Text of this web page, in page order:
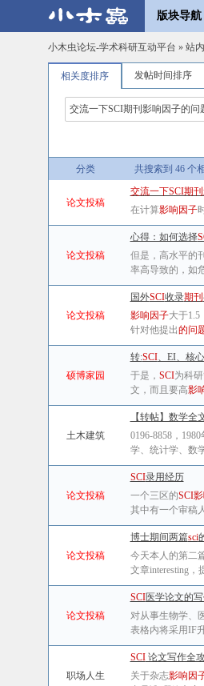
版块导航
小木虫论坛-学术科研互动平台 » 站
相关度排序 发帖时间排序
分类 共搜索到 46 个
论文投稿
交流一下SCI期
在计算影响因子
论文投稿
心得：如何选择
但是，高水平的
率高导致的，如
论文投稿
国外SCI收录期刊
影响因子大于1.5
针对他提出的问
硕博家园
转:SCI、EI、核心
于是， SCI为科
文，而且要高影
土木建筑
【转帖】数学全
0196-8858，
学、统计学、数
论文投稿
SCI录用经历
一个三区的SCI
其中有一个审稿
论文投稿
博士期间两篇sci
今天本人的第二
文章interesting，
论文投稿
SCI医学论文的
对从事生物学、
表格内将采用IF
职场人生
SCI论文写作全
关于杂志影响因